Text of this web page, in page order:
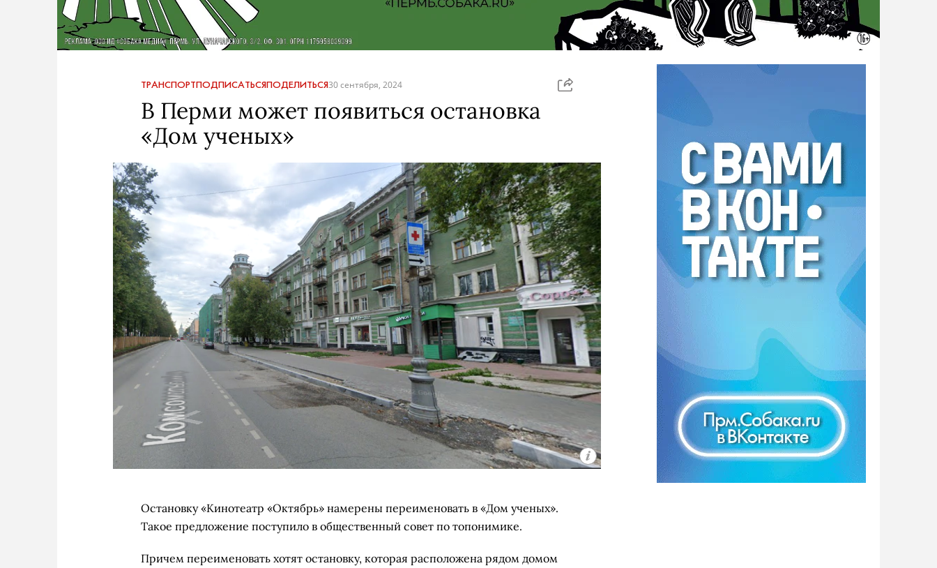
ТРАНСПОРТПОДПИСАТЬСЯПОДЕЛИТЬСЯ30 сентября, 2024
В Перми может появиться остановка
«Дом ученых»
Остановку «Кинотеатр «Октябрь» намерены переименовать в «Дом ученых».
Такое предложение поступило в общественный совет по топонимике.
Причем переименовать хотят остановку, которая расположена рядом домом